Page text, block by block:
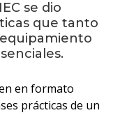
los
se dio
que tanto
en formato
prácticas de un